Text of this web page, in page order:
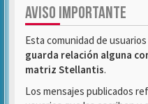
AVISO IMPORTANTE
Esta comunidad de usuarios
guarda relación alguna
matriz Stellantis.
Los mensajes publicados